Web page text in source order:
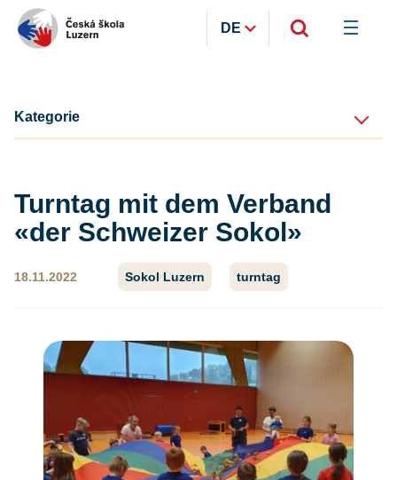
DE
Turntag mit dem Verband
«der Schweizer Sokol»
18.11.2022 Sokol Luzern turntag
Kategorie